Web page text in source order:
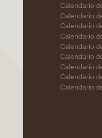
Calendario
Calendario
Calendario
Calendario
Calendario
Calendario
Calendario
Calendario
Calendario